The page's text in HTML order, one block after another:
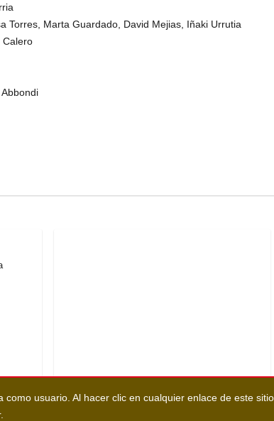
usuario. Al hacer clic en cualquier enlace de este
Torres, Marta Guardado, David Mejias, Iñaki Urrutia
Calero
Abbondi